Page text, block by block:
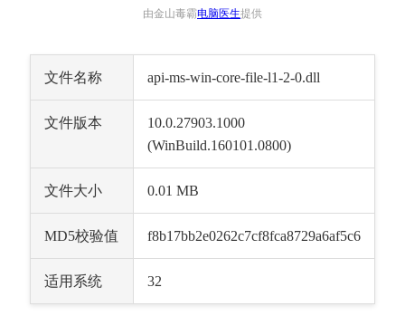
由金山毒霸电脑医生提供
文件名称 api-ms-win-core-file-l1-2-0.dll
文件版本
10.0.27903.1000
(WinBuild.160101.0800)
文件大小 0.01 MB
MD5校验值 f8b17bb2e0262c7cf8fca8729a6af5c6
适用系统 32